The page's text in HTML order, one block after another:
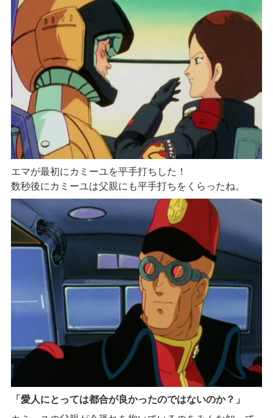
エマが最初にカミーユを平手打ちした！
数秒後にカミーユは父親にも平手打ちをくらったね。
「愛人にとっては都合が良かったのではないのか？」